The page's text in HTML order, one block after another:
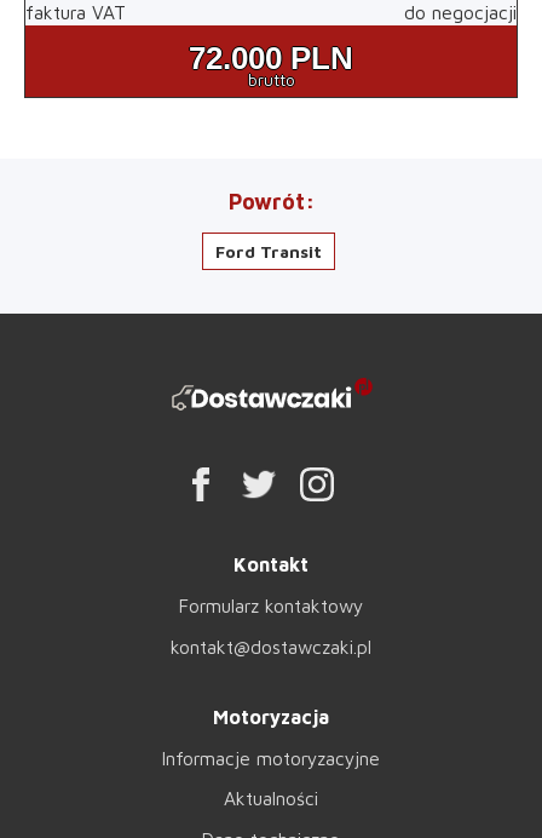
faktura VAT do negocjacji
72.000 PLN
brutto
Powrót
Ford Transit
Kontakt
Formularz kontaktowy
kontakt@dostawczaki.pl
Motoryzacja
Informacje motoryzacyjne
Aktualności